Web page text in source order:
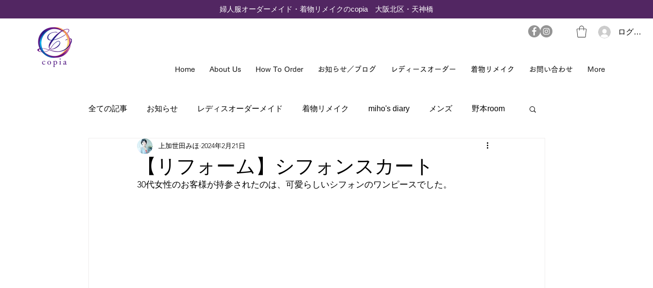
婦人服オーダーメイド・着物リメイクのcopia 大阪北区・天神橋
ログイン
Home About Us How To Order お知らせ／ブログ レディースオーダー 着物リメイク お問い合わせ More
全ての記事 お知らせ レディスオーダーメイド 着物リメイク miho's diary メンズ 野本room
nomotoは見た＆聞いた
【リフォーム】シフォンスカート
上加世田みほ 2024年2月21日
30代女性のお客様が持参されたのは、可愛らしいシフォンのワンピースでした。